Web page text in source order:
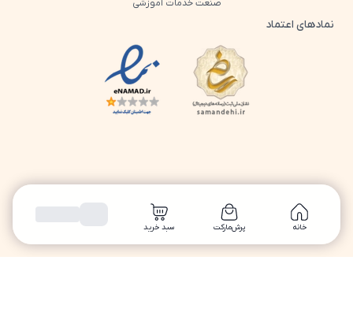
خانه پرش‌مارکت سبد خرید
صنعت خدمات آموزشی
نمادهای اعتماد
لوگو اینماد پرش